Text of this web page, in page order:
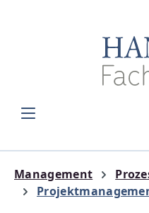
Management